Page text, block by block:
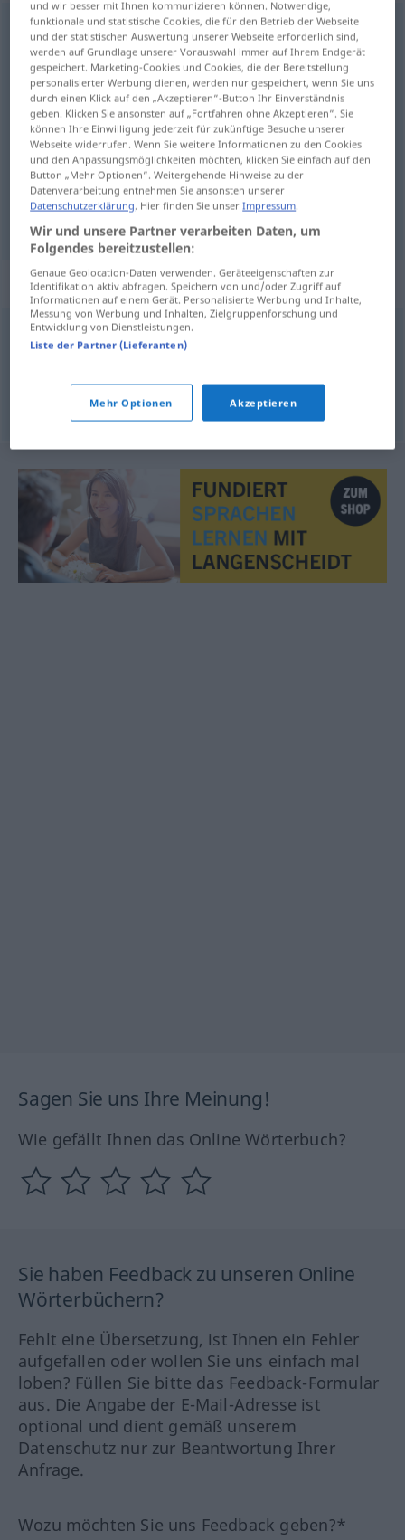
kleinbürgerlich
Übersicht aller Übersetzungen
(Für mehr Details die Übersetzung anklicken/antippen)
småborgerlig
småborgerlig kleinbürgerlich
Synonyme für "kleinbürgerlich"
bieder,provinziell,spießig (Hauptform)
© OpenThesaurus.de
Sagen Sie uns Ihre Meinung!
Wie gefällt Ihnen das Online Wörterbuch?
Sie haben Feedback zu unseren Online
Wörterbüchern?
Fehlt eine Übersetzung, ist Ihnen ein Fehler
aufgefallen oder wollen Sie uns einfach mal
loben? Füllen Sie bitte das Feedback-Formular
aus. Die Angabe der E-Mail-Adresse ist
optional und dient gemäß unserem
Datenschutz nur zur Beantwortung Ihrer
Anfrage.
Wozu möchten Sie uns Feedback geben?*
und wir besser mit Ihnen kommunizieren können. Notwendige,
funktionale und statistische Cookies, die für den Betrieb der Webseite
und der statistischen Auswertung unserer Webseite erforderlich sind,
werden auf Grundlage unserer Vorauswahl immer auf Ihrem Endgerät
gespeichert. Marketing-Cookies und Cookies, die der Bereitstellung
personalisierter Werbung dienen, werden nur gespeichert, wenn Sie uns
durch einen Klick auf den „Akzeptieren“-Button Ihr Einverständnis
geben. Klicken Sie ansonsten auf „Fortfahren ohne Akzeptieren“. Sie
können Ihre Einwilligung jederzeit für zukünftige Besuche unserer
Webseite widerrufen. Wenn Sie weitere Informationen zu den Cookies
und den Anpassungsmöglichkeiten möchten, klicken Sie einfach auf den
Button „Mehr Optionen“. Weitergehende Hinweise zu der
Datenverarbeitung entnehmen Sie ansonsten unserer
Datenschutzerklärung. Hier finden Sie unserImpressum.
Wir und unsere Partner verarbeiten Daten, um
Folgendes bereitzustellen:
Genaue Geolocation-Daten verwenden. Geräteeigenschaften zur
Identifikation aktiv abfragen. Speichern von und/oder Zugriff auf
Informationen auf einem Gerät. Personalisierte Werbung und Inhalte,
Messung von Werbung und Inhalten, Zielgruppenforschung und
Entwicklung von Dienstleistungen.
Liste der Partner (Lieferanten)
Mehr Optionen Akzeptieren